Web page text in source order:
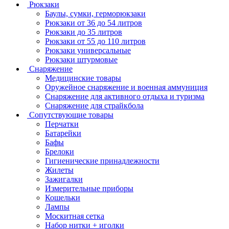
Рюкзаки
Баулы, сумки, герморюкзаки
Рюкзаки от 36 до 54 литров
Рюкзаки до 35 литров
Рюкзаки от 55 до 110 литров
Рюкзаки универсальные
Рюкзаки штурмовые
Снаряжение
Медицинские товары
Оружейное снаряжение и военная аммуниция
Снаряжение для активного отдыха и туризма
Снаряжение для страйкбола
Сопутствующие товары
Перчатки
Батарейки
Бафы
Брелоки
Гигиенические принадлежности
Жилеты
Зажигалки
Измерительные приборы
Кошельки
Лампы
Москитная сетка
Набор нитки + иголки